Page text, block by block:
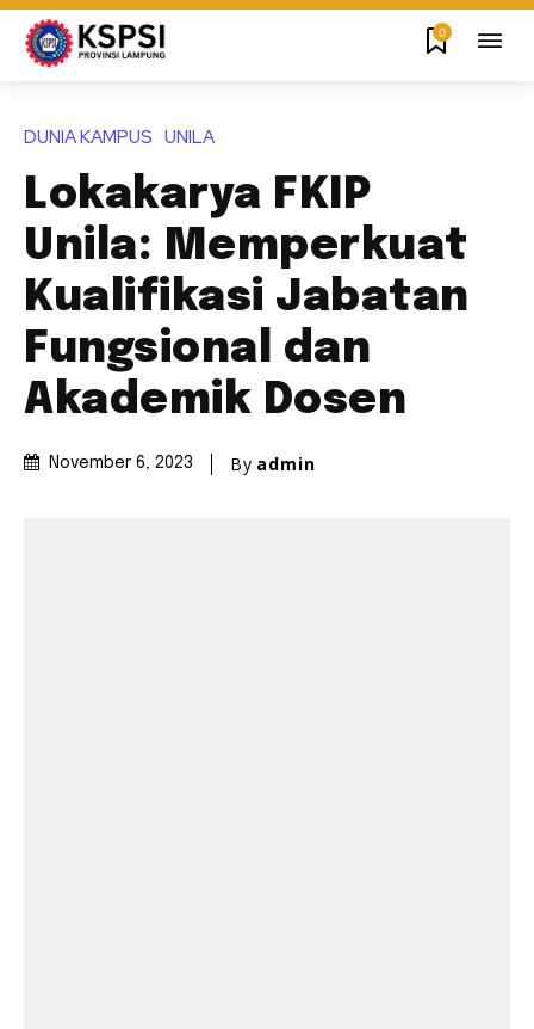
0
DUNIA KAMPUS UNILA
Lokakarya FKIP
Unila: Memperkuat
Kualifikasi Jabatan
Fungsional dan
Akademik Dosen
November 6, 2023 By admin